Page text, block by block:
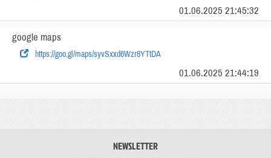
01.06.2025 21:45:32
google maps
https://goo.gl/maps/syvSxxd6Wzr8YTtDA
01.06.2025 21:44:19
NEWSLETTER